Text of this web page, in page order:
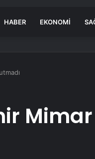
HABER EKONOMI
Mimar